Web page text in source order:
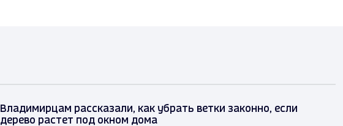
Владимирцам рассказали, как убрать ветки законно, если
дерево растет под окном дома